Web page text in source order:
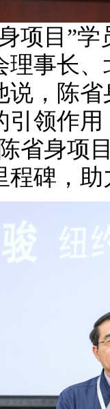
目”学
理事长
说，陈
引领作
省身项
程碑，